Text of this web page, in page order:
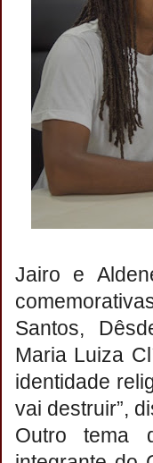
Jairo e
Santos,
Maria Luiza
identidade
vai destruir”,
Outro tema